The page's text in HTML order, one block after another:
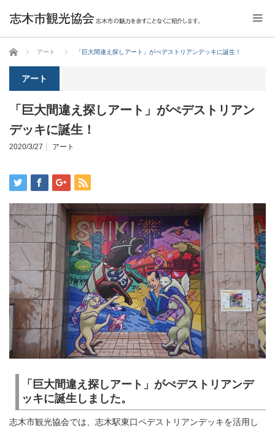
ホーム アート 「巨大間違え探しアート」がぺデストリアンデッキに誕生！
アート
「巨大間違え探しアート」がぺデストリアン
デッキに誕生！
2020/3/27 アート
「巨大間違え探しアート」がぺデストリアンデ
ッキに誕生しました。
志木市観光協会では、志木駅東口ペデストリアンデッキを活用し